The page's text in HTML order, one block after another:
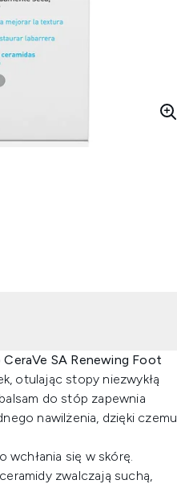
SA Renewing Foot
otulając stopy niezwykłą
do stóp zapewnia
nawilżenia, dzięki czemu
wchłania się w skórę.
zwalczają suchą,